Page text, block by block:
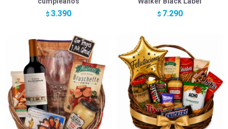
$ 3.390 $ 7.290